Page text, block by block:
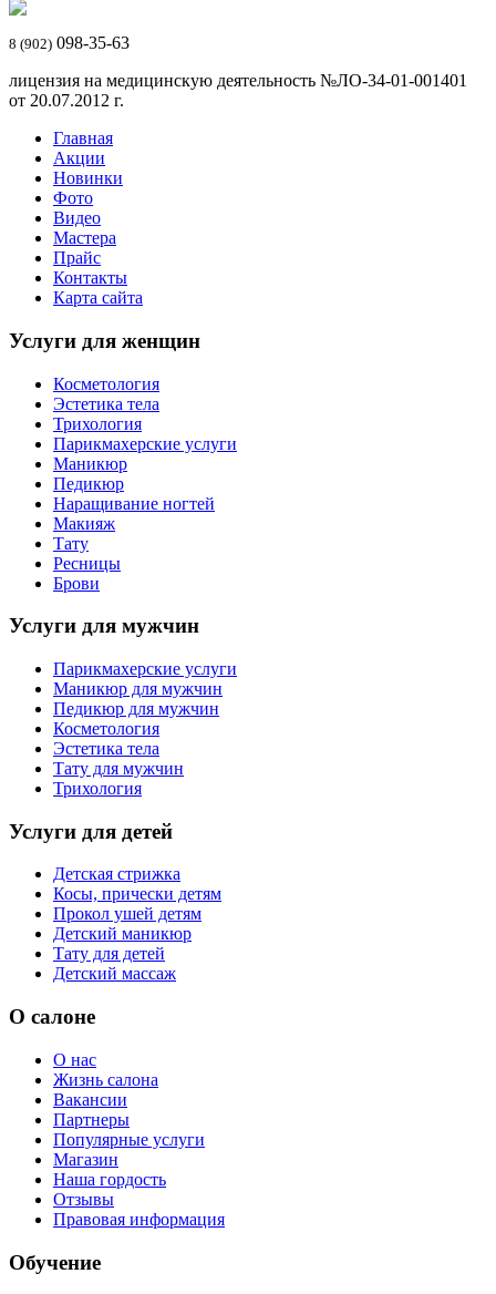
8 (902) 098-35-63
лицензия на медицинскую деятельность №ЛО-34-01-001401
от 20.07.2012 г.
Главная
Акции
Новинки
Фото
Видео
Мастера
Прайс
Контакты
Карта сайта
Услуги для женщин
Косметология
Эстетика тела
Трихология
Парикмахерские услуги
Маникюр
Педикюр
Наращивание ногтей
Макияж
Тату
Ресницы
Брови
Услуги для мужчин
Парикмахерские услуги
Маникюр для мужчин
Педикюр для мужчин
Косметология
Эстетика тела
Тату для мужчин
Трихология
Услуги для детей
Детская стрижка
Косы, прически детям
Прокол ушей детям
Детский маникюр
Тату для детей
Детский массаж
О салоне
О нас
Жизнь салона
Вакансии
Партнеры
Популярные услуги
Магазин
Наша гордость
Отзывы
Правовая информация
Обучение